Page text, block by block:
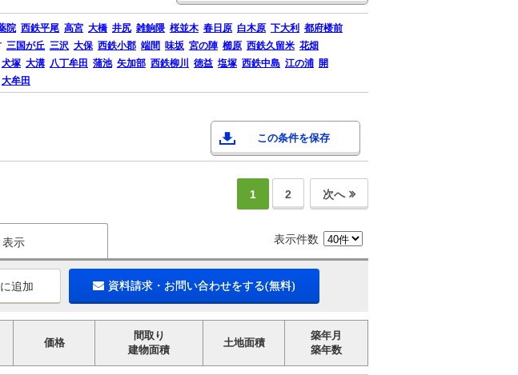
院 西鉄平尾 高宮 大橋 井尻 雑餉隈 桜並木 春日原 白木原 下大利 都府楼前
三国が丘 三沢 大保 西鉄小郡 端間 味坂 宮の陣 櫛原 西鉄久留米 花畑
犬塚 大溝 八丁牟田 蒲池 矢加部 西鉄柳川 徳益 塩塚 西鉄中島 江の浦 開
大牟田
この条件を保存
1 2 次へ
表示 表示件数
追加 資料請求・お問い合わせをする(無料)
価格
間取り
建物面積
土地面積
築年月
築年数